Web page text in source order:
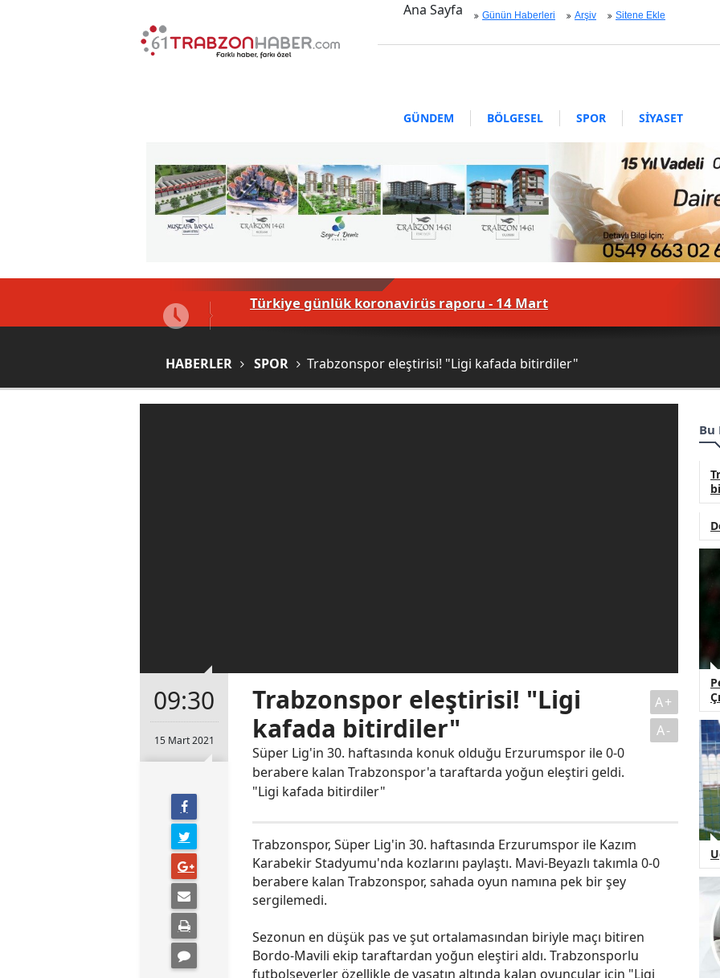
Ana Sayfa Günün Haberleri Arşiv Sitene Ekle
GÜNDEM BÖLGESEL SPOR SİYASET
EKONOMİ ASAYİŞ SAĞLIK MAGAZİN
BİLİM - TEKNOLOJİ
Türkiye günlük koronavirüs raporu - 14 Mart
HABERLER SPOR Trabzonspor eleştirisi! "Ligi kafada bitirdiler"
09:30
15 Mart 2021
Trabzonspor eleştirisi! "Ligi
kafada bitirdiler"
Süper Lig'in 30. haftasında konuk olduğu Erzurumspor ile 0-0
berabere kalan Trabzonspor'a taraftarda yoğun eleştiri geldi.
"Ligi kafada bitirdiler"
A+
A-
Trabzonspor, Süper Lig'in 30. haftasında Erzurumspor ile Kazım
Karabekir Stadyumu'nda kozlarını paylaştı. Mavi-Beyazlı takımla 0-0
berabere kalan Trabzonspor, sahada oyun namına pek bir şey
sergilemedi.
Sezonun en düşük pas ve şut ortalamasından biriyle maçı bitiren
Bordo-Mavili ekip taraftardan yoğun eleştiri aldı. Trabzonsporlu
futbolseverler özellikle de vasatın altında kalan oyuncular için "Ligi
Bu